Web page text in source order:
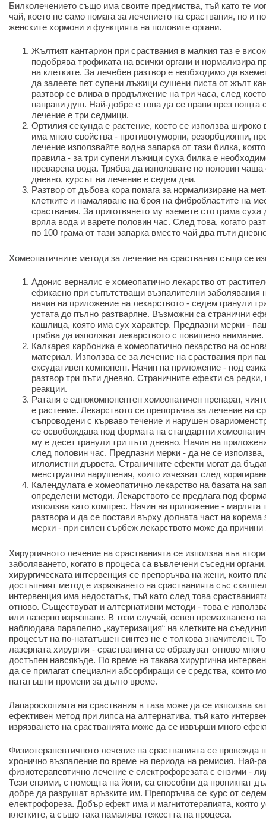
Билколечението също има своите предимства, тъй като те
чай, което не само помага за лечението на сраствания, но и
женските хормони и функцията на половите органи.
Жълтият кантарион при сраствания в малкия таз е
подобрява трофиката на всички органи и нормализира
на клетките. За лечебен разтвор е необходимо да
да залеете пет супени лъжици сушени листа от жълт
разтвор се влива в продължение на три часа, след
направи душ. Най-добре е това да се прави през нощта
лечение е три седмици.
Ортилия секунда е растение, което се използва широко
има много свойства - противотуморни, резорбционни,
лечение използвайте водна запарка от тази билка,
правила - за три супени лъжици суха билка е
преварена вода. Трябва да използвате по половин чаша
дневно, курсът на лечение е седем дни.
Разтвор от дъбова кора помага за нормализиране на
клетките и намаляване на броя на фибробластите на
сраствания. За приготвянето му вземете сто грама
вряла вода и варете половин час. След това, когато
по 100 грама от тази запарка вместо чай два пъти
Хомеопатичните методи за лечение на сраствания също се
Адонис верналис е хомеопатично лекарство от
ефикасно при съпътстващи възпалителни заболявания
начин на приложение на лекарството - седем гранули
устата до пълно разтваряне. Възможни са странични
кашлица, която има сух характер. Предпазни мерки -
трябва да използват лекарството с повишено внимание.
Калкарея карбоника е хомеопатично лекарство на
материал. Използва се за лечение на сраствания при
ексудативен компонент. Начин на приложение - под
разтвор три пъти дневно. Страничните ефекти са
реакции.
Ратаня е еднокомпонентен хомеопатичен препарат,
е растение. Лекарството се препоръчва за лечение на
съпроводени с кърваво течение и нарушен
се освобождава под формата на стандартни
му е десет гранули три пъти дневно. Начин на
след половин час. Предпазни мерки - да не се използва,
иглолистни дървета. Страничните ефекти могат да
менструални нарушения, които изчезват след
Календулата е хомеопатично лекарство на базата на
определени методи. Лекарството се предлага под
използва като компрес. Начин на приложение - марлята
разтвора и да се постави върху долната част на
мерки - при силен сърбеж лекарството може да
Хирургичното лечение на срастванията се използва във
заболяването, когато в процеса са въвлечени съседни
хирургическата интервенция се препоръчва на жени, които
достъпният метод е изрязването на срастванията със
интервенция има недостатък, тъй като след това
отново. Съществуват и алтернативни методи - това е
или лазерно изрязване. В този случай, освен премахването
наблюдава паралелно „каутеризация“ на клетките на
процесът на по-нататъшен синтез не е толкова значителен.
лазерната хирургия - срастванията се образуват отново
достъпен навсякъде. По време на такава хирургична
да се прилагат специални абсорбиращи се средства, които
нататъшни промени за дълго време.
Лапароскопията на сраствания в таза може да се използва
ефективен метод при липса на алтернатива, тъй като
изрязването на срастванията може да се извърши много
Физиотерапевтичното лечение на срастванията се провежда
хронично възпаление по време на периода на ремисия. Най-
физиотерапевтично лечение е електрофорезата с ензими -
Тези ензими, с помощта на йони, са способни да проникнат
добре да разрушат връзките им. Препоръчва се курс от
електрофореза. Добър ефект има и магнитотерапията, която
клетките, а също така намалява тежестта на процеса.